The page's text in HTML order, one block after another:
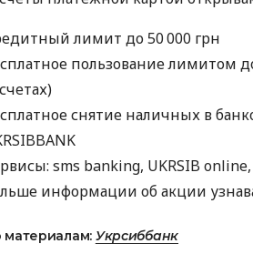
лимит до 50 000 грн
пользование лимитом
снятие наличных в
sms banking, UKRSIB online,
информации об акции
материалам: Укрсиббанк